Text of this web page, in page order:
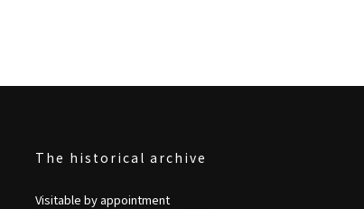
The historical archive
Visitable by appointment